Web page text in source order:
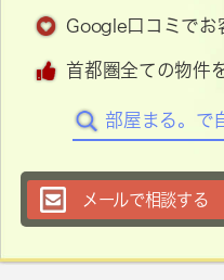
Google口コミでお
首都圏全ての物件
部屋まる。で
メールで相談する